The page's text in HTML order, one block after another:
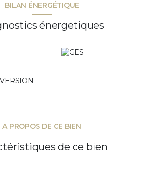
BILAN ÉNERGÉTIQUE
énergetiques
A PROPOS DE CE BIEN
de ce bien